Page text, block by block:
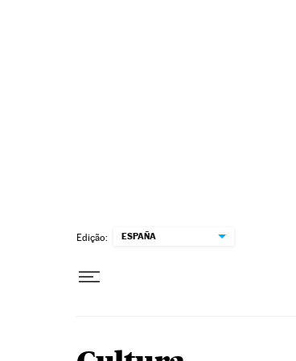
Edição: ESPAÑA